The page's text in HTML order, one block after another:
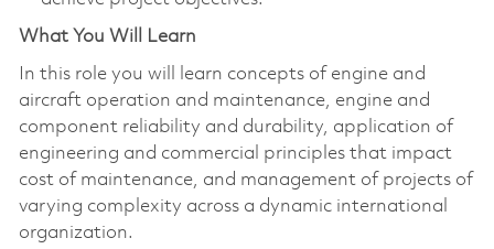
What You Will Learn
In this role you will learn concepts of engine and
aircraft operation and maintenance, engine and
component reliability and durability, application of
engineering and commercial principles that impact
cost of maintenance, and management of projects of
varying complexity across a dynamic international
organization.